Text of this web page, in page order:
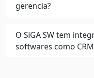
gerencia?
O SiGA SW tem
softwares como